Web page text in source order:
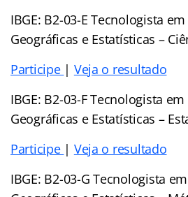
IBGE: B2-03-E Tecnologista
Geográficas e Estatísticas –
Participe | Veja o resultado
IBGE: B2-03-F Tecnologista
Geográficas e Estatísticas –
Participe | Veja o resultado
IBGE: B2-03-G Tecnologista